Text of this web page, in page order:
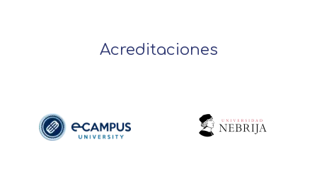
Acreditaciones